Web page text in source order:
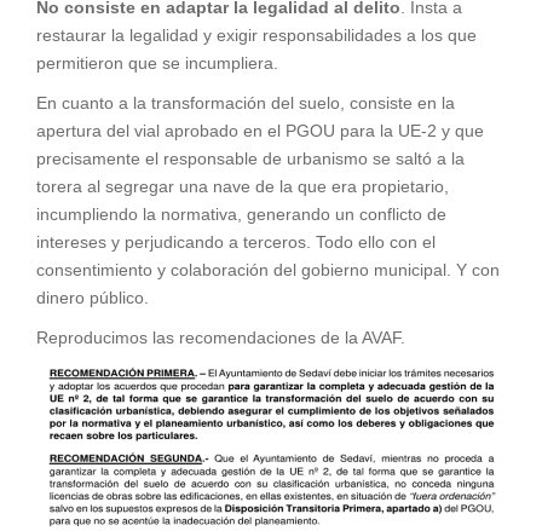
No consiste en adaptar la legalidad al delito . Insta a
restaurar la legalidad y exigir responsabilidades a los que
permitieron que se incumpliera.
En cuanto a la transformación del suelo, consiste en la
apertura del vial aprobado en el PGOU para la UE-2 y que
precisamente el responsable de urbanismo se saltó a la
torera al segregar una nave de la que era propietario,
incumpliendo la normativa, generando un conflicto de
intereses y perjudicando a terceros. Todo ello con el
consentimiento y colaboración del gobierno municipal. Y con
dinero público.
Reproducimos las recomendaciones de la AVAF.